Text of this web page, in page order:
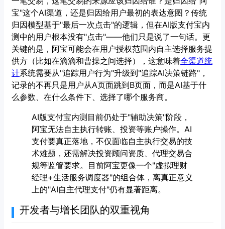
宝"这个AI渠道，还是归因给用户最初的表达意图？传统
归因模型基于"最后一次点击"的逻辑，但在AI版支付宝内
测中的用户根本没有"点击"——他们只是说了一句话。更
关键的是，阿宝可能会在用户授权范围内自主选择服务提
供方（比如在滴滴和曹操之间选择），这意味着全渠道统
计系统需要从"追踪用户行为"升级到"追踪AI决策链路"，
记录的不再只是用户从A页面跳到B页面，而是AI基于什
么参数、在什么条件下、选择了哪个服务商。
AI版支付宝内测目前仍处于"辅助决策"阶段，
阿宝无法自主执行转账、投资等账户操作。AI
支付要真正落地，不仅面临自主执行交易的技
术难题，还需解决投资顾问资质、代理交易合
规等监管要求。目前阿宝更像一个"虚拟理财
经理+生活服务调度器"的组合体，离真正意义
上的"AI自主代理支付"仍有显著距离。
开发者与增长团队的双重视角